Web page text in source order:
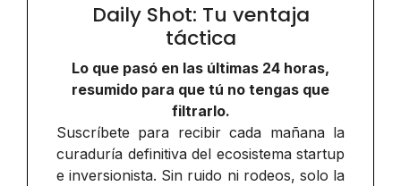
Daily Shot: Tu ventaja
táctica
Lo que pasó en las últimas 24 horas,
resumido para que tú no tengas que
filtrarlo.
Suscríbete para recibir cada mañana la
curaduría definitiva del ecosistema startup
e inversionista. Sin ruido ni rodeos, solo la